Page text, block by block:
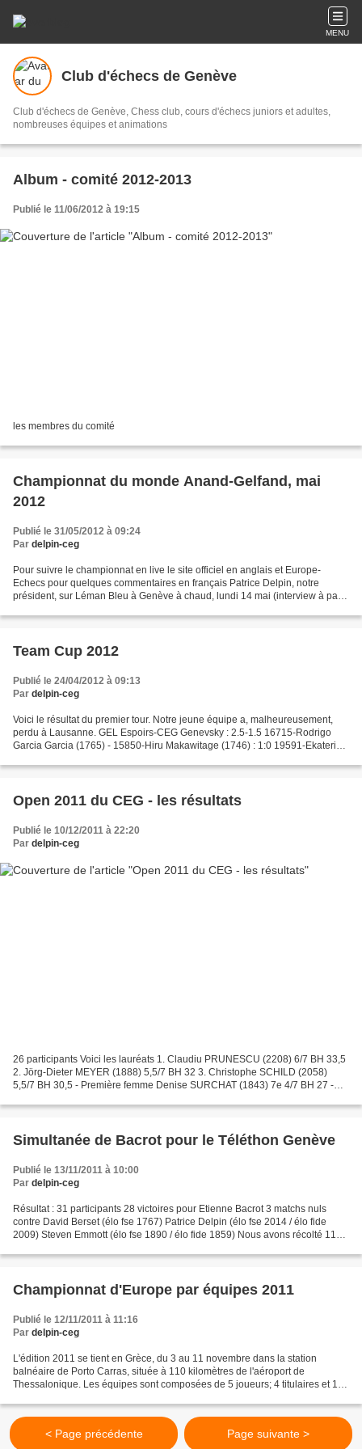
MENU
Club d'échecs de Genève
Club d'échecs de Genève, Chess club, cours d'échecs juniors et adultes,
nombreuses équipes et animations
Album - comité 2012-2013
Publié le 11/06/2012 à 19:15
les membres du comité
Championnat du monde Anand-Gelfand, mai
2012
Publié le 31/05/2012 à 09:24
Par delpin-ceg
Pour suivre le championnat en live le site officiel en anglais et Europe-
Echecs pour quelques commentaires en français Patrice Delpin, notre
président, sur Léman Bleu à Genève à chaud, lundi 14 mai (interview à partir
Team Cup 2012
Publié le 24/04/2012 à 09:13
Par delpin-ceg
Voici le résultat du premier tour. Notre jeune équipe a, malheureusement,
perdu à Lausanne. GEL Espoirs-CEG Genevsky : 2.5-1.5 16715-Rodrigo
Garcia Garcia (1765) - 15850-Hiru Makawitage (1746) : 1:0 19591-Ekaterina
Open 2011 du CEG - les résultats
Publié le 10/12/2011 à 22:20
Par delpin-ceg
26 participants Voici les lauréats 1. Claudiu PRUNESCU (2208) 6/7 BH 33,5
2. Jörg-Dieter MEYER (1888) 5,5/7 BH 32 3. Christophe SCHILD (2058)
5,5/7 BH 30,5 - Première femme Denise SURCHAT (1843) 7e 4/7 BH 27 -
Simultanée de Bacrot pour le Téléthon Genève
Publié le 13/11/2011 à 10:00
Par delpin-ceg
Résultat : 31 participants 28 victoires pour Etienne Bacrot 3 matchs nuls
contre David Berset (élo fse 1767) Patrice Delpin (élo fse 2014 / élo fide
2009) Steven Emmott (élo fse 1890 / élo fide 1859) Nous avons récolté 1180
Championnat d'Europe par équipes 2011
Publié le 12/11/2011 à 11:16
Par delpin-ceg
L'édition 2011 se tient en Grèce, du 3 au 11 novembre dans la station
balnéaire de Porto Carras, située à 110 kilomètres de l'aéroport de
Thessalonique. Les équipes sont composées de 5 joueurs; 4 titulaires et 1
< Page précédente Page suivante >